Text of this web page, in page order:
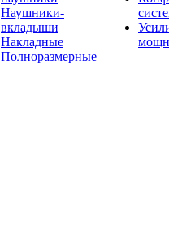
Наушники-
вкладыши
Накладные
Полноразмерные